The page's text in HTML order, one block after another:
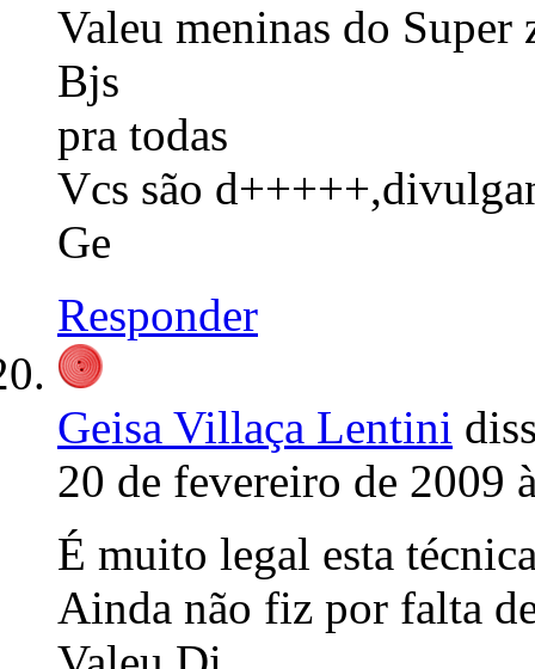
Valeu meninas do Super
Bjs
pra todas
Vcs são
Ge
Responder
Geisa Villaça Lentini
20 de fevereiro de 2009
É muito legal esta
Ainda não fiz por falta